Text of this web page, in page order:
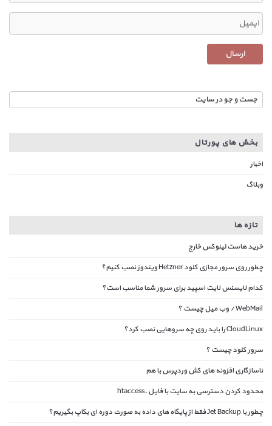
بخش های پورتال
اخبار
وبلاگ
تازه ها
خرید هاست لینوکس خارج
چطور روی سرور مجازی کلود Hetzner ویندوز نصب کنیم؟
کدام لایسنس لایت اسپید برای سرور شما مناسب است؟
WebMail / وب میل چیست ؟
CloudLinux را باید روی چه سروهایی نصب کرد؟
سرور کلود چیست ؟
ناسازگاری افزونه های کش وردپرس با هم
محدود کردن دسترسی به سایت با فایل .htaccess
چطور با Jet Backup فقط از پایگاه های داده به صورت دوره ای بکاپ بگیریم؟